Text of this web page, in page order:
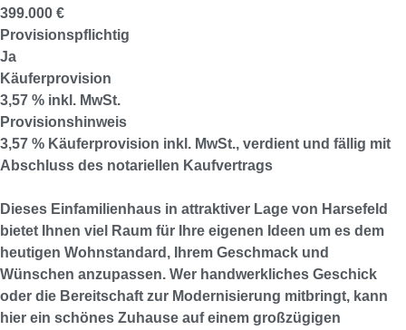
399.000 €
Provisionspflichtig
Ja
Käuferprovision
3,57 % inkl. MwSt.
Provisionshinweis
3,57 % Käuferprovision inkl. MwSt., verdient und fällig mit
Abschluss des notariellen Kaufvertrags
Dieses Einfamilienhaus in attraktiver Lage von Harsefeld
bietet Ihnen viel Raum für Ihre eigenen Ideen um es dem
heutigen Wohnstandard, Ihrem Geschmack und
Wünschen anzupassen. Wer handwerkliches Geschick
oder die Bereitschaft zur Modernisierung mitbringt, kann
hier ein schönes Zuhause auf einem großzügigen